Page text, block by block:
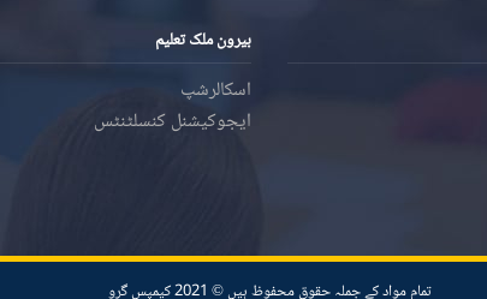
بیرون ملک تعلیم
اسکالرشپ
ایجوکیشنل کنسلٹنٹس
تمام مواد کے جملہ حقوق محفوظ ہیں ©️ 2021 کیمپس گرو